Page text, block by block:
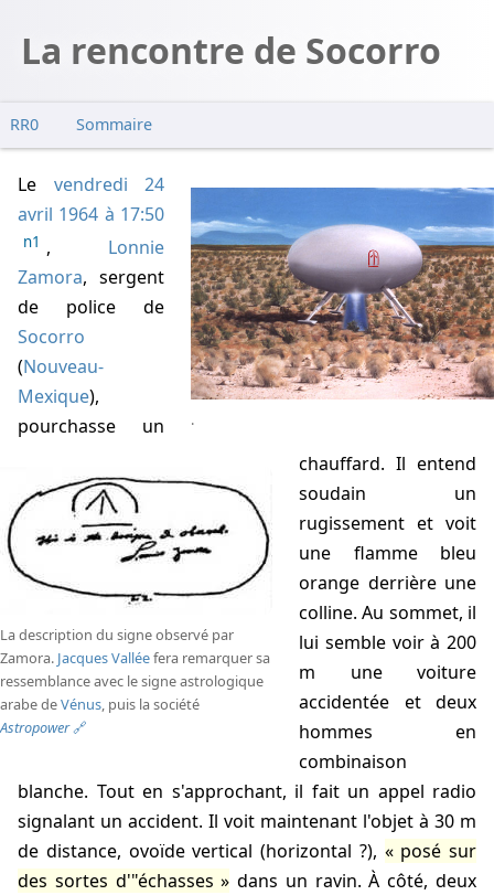
La rencontre de Socorro
RR0 Sommaire
Enquêtes
Canular ?
.
La description du signe observé par
Zamora. Jacques Valléefera remarquer sa
ressemblance avec le signe astrologique
arabe deVénus, puis la société
Astropower
Le vendredi 24
avril 1964 à 17:50
n1 , Lonnie
Zamora, sergent
de police de
Socorro
(Nouveau-
Mexique),
pourchasse un
chauffard. Il entend
soudain un
rugissement et voit
une flamme bleu
orange derrière une
colline. Au sommet, il
lui semble voir à 200
m une voiture
accidentée et deux
hommes en
combinaison
blanche. Tout en s'approchant, il fait un appel radio
signalant un accident. Il voit maintenant l'objet à 30 m
de distance, ovoïde vertical (horizontal ?),
posé sur
des sortes d'"échasses
dans un ravin. À côté, deux